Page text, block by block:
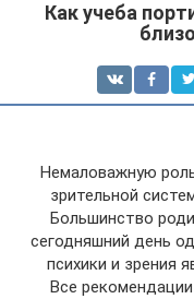
Как учеба
Немаловажную
зрительной
Большинство
сегодняшний день
психики и зрения
Все